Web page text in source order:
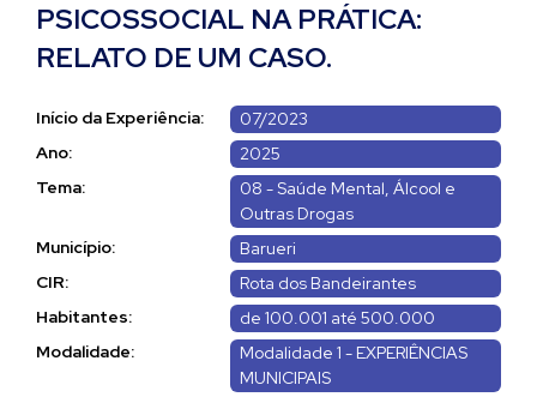
PSICOSSOCIAL NA PRÁTICA:
RELATO DE UM CASO.
Início da Experiência:
07/2023
Ano:
2025
Tema:
08 - Saúde Mental, Álcool e
Outras Drogas
Município:
Barueri
CIR:
Rota dos Bandeirantes
Habitantes:
de 100.001 até 500.000
Modalidade:
Modalidade 1 - EXPERIÊNCIAS
MUNICIPAIS